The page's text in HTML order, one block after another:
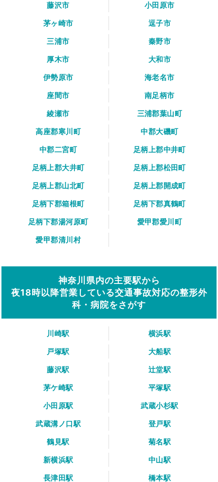
藤沢市
小田原市
茅ヶ崎市
逗子市
三浦市
秦野市
厚木市
大和市
伊勢原市
海老名市
座間市
南足柄市
綾瀬市
三浦郡葉山町
高座郡寒川町
中郡大磯町
中郡二宮町
足柄上郡中井町
足柄上郡大井町
足柄上郡松田町
足柄上郡山北町
足柄上郡開成町
足柄下郡箱根町
足柄下郡真鶴町
足柄下郡湯河原町
愛甲郡愛川町
愛甲郡清川村
神奈川県内の主要駅から
夜18時以降営業している交通事故対応の整形外
科・病院をさがす
川崎駅
横浜駅
戸塚駅
大船駅
藤沢駅
辻堂駅
茅ケ崎駅
平塚駅
小田原駅
武蔵小杉駅
武蔵溝ノ口駅
登戸駅
鶴見駅
菊名駅
新横浜駅
中山駅
長津田駅
橋本駅